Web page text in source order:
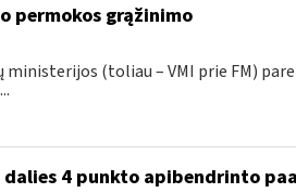
permokos grąžinimo
(toliau – VMI prie FM)
4 punkto apibendrinto